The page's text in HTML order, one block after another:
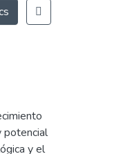
potencial
y el